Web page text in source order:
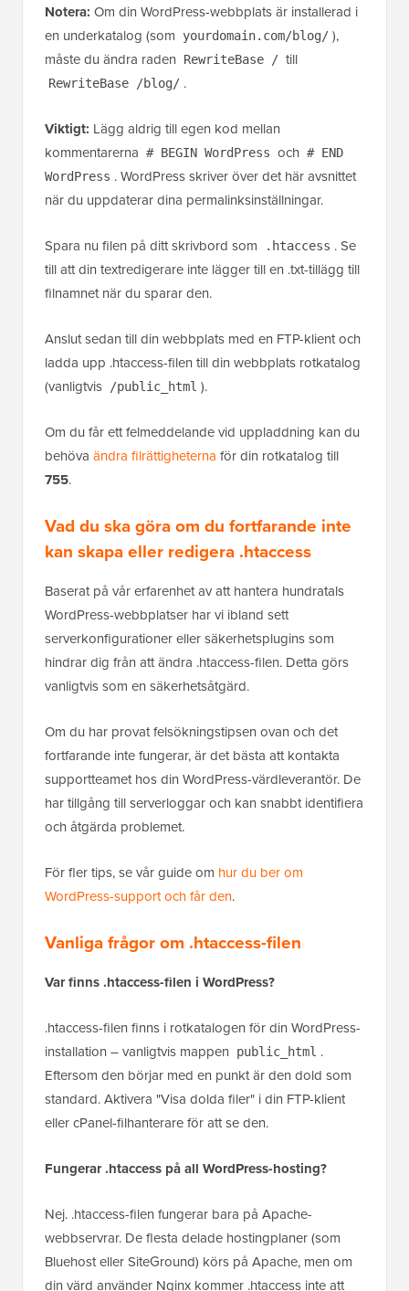
Notera: Om din WordPress-webbplats är installerad i
en underkatalog (som
yourdomain.com/blog/ ),
måste du ändra raden
RewriteBase / till
RewriteBase /blog/ .
Viktigt: Lägg aldrig till egen kod mellan
kommentarerna # BEGIN WordPress och # END
WordPress . WordPress skriver över det här avsnittet
när du uppdaterar dina permalinksinställningar.
Spara nu filen på ditt skrivbord som .htaccess . Se
till att din textredigerare inte lägger till en .txt-tillägg till
filnamnet när du sparar den.
Anslut sedan till din webbplats med en FTP-klient och
ladda upp .htaccess-filen till din webbplats rotkatalog
(vanligtvis
/public_html ).
Om du får ett felmeddelande vid uppladdning kan du
behöva ändra filrättigheterna för din rotkatalog till
755.
Vad du ska göra om du fortfarande inte
kan skapa eller redigera .htaccess
Baserat på vår erfarenhet av att hantera hundratals
WordPress-webbplatser har vi ibland sett
serverkonfigurationer eller säkerhetsplugins som
hindrar dig från att ändra .htaccess-filen. Detta görs
vanligtvis som en säkerhetsåtgärd.
Om du har provat felsökningstipsen ovan och det
fortfarande inte fungerar, är det bästa att kontakta
supportteamet hos din WordPress-värdleverantör. De
har tillgång till serverloggar och kan snabbt identifiera
och åtgärda problemet.
För fler tips, se vår guide om hur du ber om
WordPress-support och får den.
Vanliga frågor om .htaccess-filen
Var finns .htaccess-filen i WordPress?
​.htaccess-filen finns i rotkatalogen för din WordPress-
installation – vanligtvis mappen
public_html .
Eftersom den börjar med en punkt är den dold som
standard. Aktivera "Visa dolda filer" i din FTP-klient
eller cPanel-filhanterare för att se den.
Fungerar .htaccess på all WordPress-hosting?
Nej. .htaccess-filen fungerar bara på Apache-
webbservrar. De flesta delade hostingplaner (som
Bluehost eller SiteGround) körs på Apache, men om
din värd använder Nginx kommer .htaccess inte att